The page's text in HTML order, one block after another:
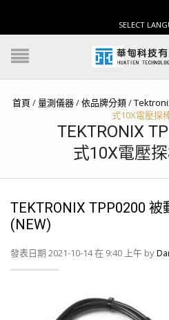
SELECT
首頁 /量測儀器/依品牌分類/
式10X電壓探
TEKTRONIX
式10X電壓
TEKTRONIX TPP0200
(NEW)
發表日期 2021-10-14 在 9:40 上午 by